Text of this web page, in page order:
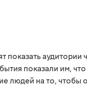
показать аудитории
показали им, что
людей на то, чтобы